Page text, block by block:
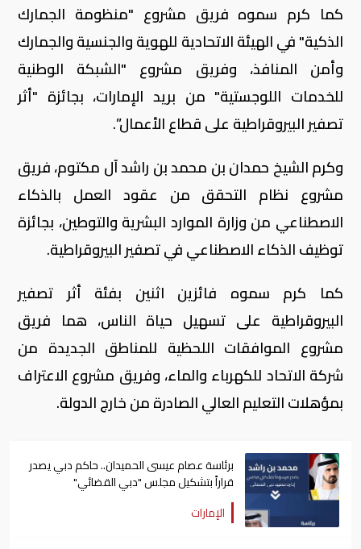
كما كرم سموه فريق مشروع "منظومة الجمارك
الذكية" في الهيئة الاتحادية للهوية والجنسية والجمارك
وأمن المنافذ، وفريق مشروع "الشبكة الوطنية
للخدمات اللوجستية" من بريد الإمارات، بجائزة "أثر
تصفير البيروقراطية على قطاع الأعمال”.
وكرم الشيخ حمدان بن محمد بن راشد آل مكتوم، فريق
مشروع نظام التحقق من عقود العمل بالذكاء
الاصطناعي من وزارة الموارد البشرية والتوطين، بجائزة
توظيف الذكاء الاصطناعي في تصفير البيروقراطية.
كما كرم سموه فائزين اثنين بفئة أثر تصفير
البيروقراطية على تسهيل حياة الناس، هما فريق
مشروع الموافقات اللحظية للمناطق الجديدة من
شركة الاتحاد للكهرباء والماء، وفريق مشروع الاعتراف
بمؤهلات التعليم العالي الصادرة من خارج الدولة.
برئاسة عصام عيسى الحميدان.. حاكم دبي يصدر
قراراً بتشكيل مجلس "دبي القضائي"
الإمارات